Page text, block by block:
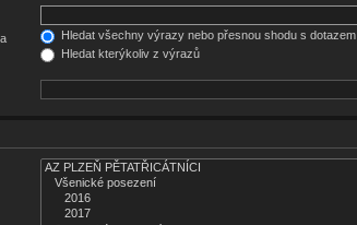
Hledat všechny výrazy nebo přesnou shodu s dotazem
Hledat kterýkoliv z výrazů